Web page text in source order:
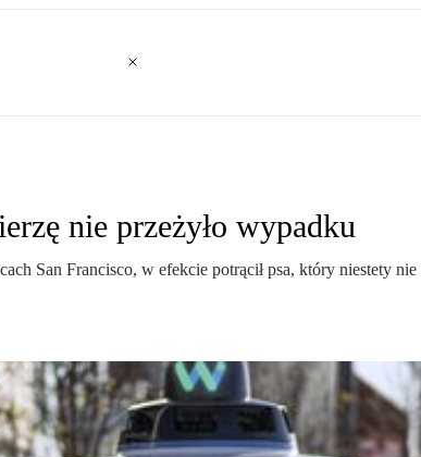
nie przeżyło wypadku
San Francisco, w efekcie potrącił psa, który niestety